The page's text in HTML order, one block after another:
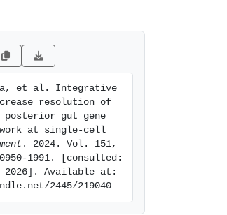
et al. Integrative
resolution of
posterior gut gene
at single-cell
. 2024. Vol. 151,
1991. [consulted:
2026]. Available at:
2445/219040